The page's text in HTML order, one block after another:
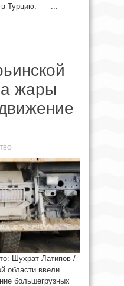
в Турцию. ...
жары
Шухрат Латипов /
области ввели
большегрузных